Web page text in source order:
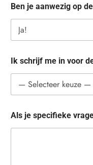
Ben je aanwezig op
o
r
_
a
a
m
Ik schrijf me in voor
Als je specifieke